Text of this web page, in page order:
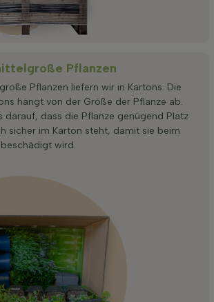
Pflanzen
Pflanzen liefern wir in Kartons. Die
hängt von der Größe der Pflanze ab.
darauf, dass die Pflanze genügend Platz
sicher im Karton steht, damit sie beim
wird.